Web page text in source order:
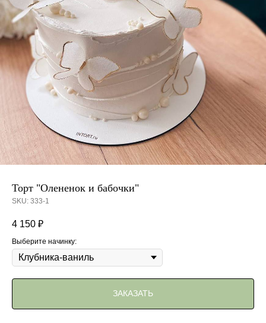
Торт "Олененок и бабочки"
SKU: 333-1
4 150 ₽
Выберите начинку:
ЗАКАЗАТЬ